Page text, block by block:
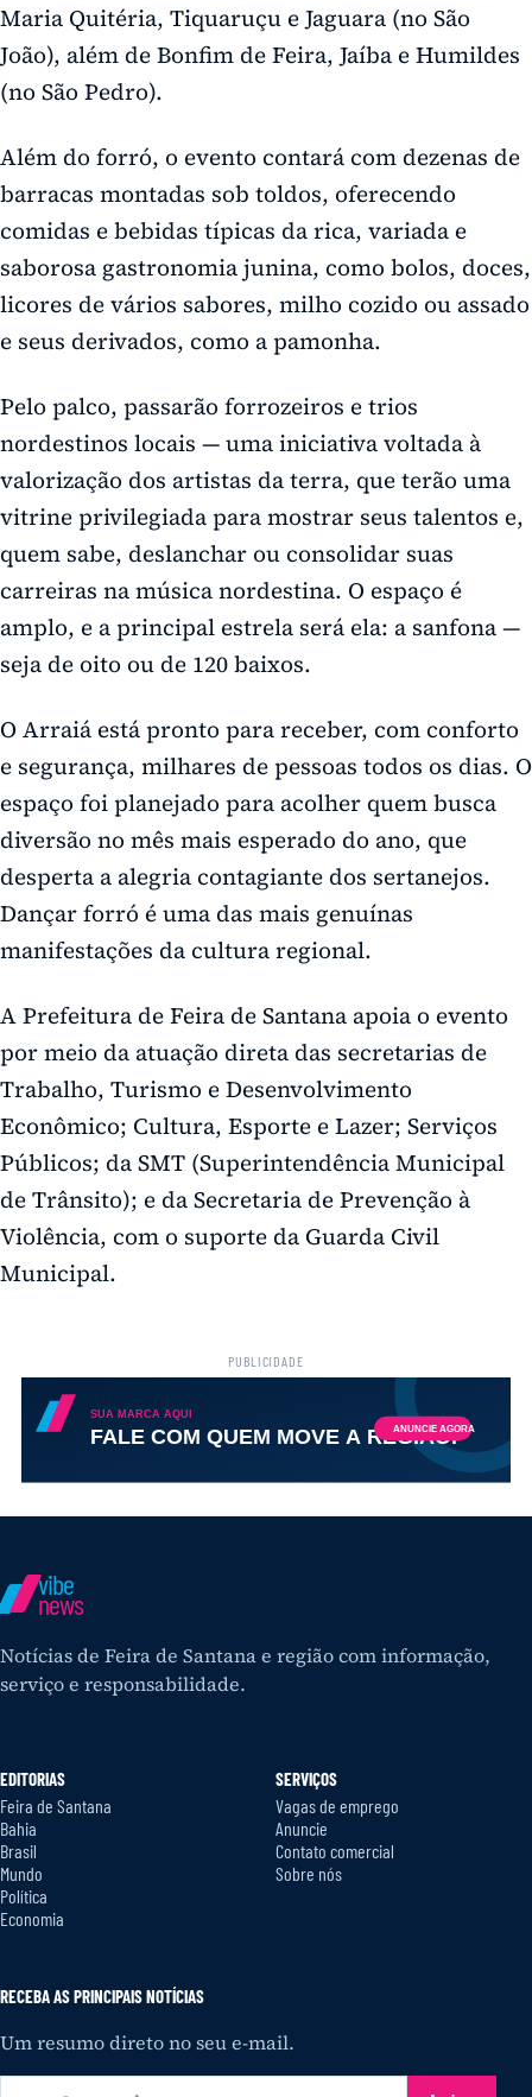
Maria Quitéria, Tiquaruçu e Jaguara (no São
João), além de Bonfim de Feira, Jaíba e Humildes
(no São Pedro).
Além do forró, o evento contará com dezenas de
barracas montadas sob toldos, oferecendo
comidas e bebidas típicas da rica, variada e
saborosa gastronomia junina, como bolos, doces,
licores de vários sabores, milho cozido ou assado
e seus derivados, como a pamonha.
Pelo palco, passarão forrozeiros e trios
nordestinos locais — uma iniciativa voltada à
valorização dos artistas da terra, que terão uma
vitrine privilegiada para mostrar seus talentos e,
quem sabe, deslanchar ou consolidar suas
carreiras na música nordestina. O espaço é
amplo, e a principal estrela será ela: a sanfona —
seja de oito ou de 120 baixos.
O Arraiá está pronto para receber, com conforto
e segurança, milhares de pessoas todos os dias. O
espaço foi planejado para acolher quem busca
diversão no mês mais esperado do ano, que
desperta a alegria contagiante dos sertanejos.
Dançar forró é uma das mais genuínas
manifestações da cultura regional.
A Prefeitura de Feira de Santana apoia o evento
por meio da atuação direta das secretarias de
Trabalho, Turismo e Desenvolvimento
Econômico; Cultura, Esporte e Lazer; Serviços
Públicos; da SMT (Superintendência Municipal
de Trânsito); e da Secretaria de Prevenção à
Violência, com o suporte da Guarda Civil
Municipal.
PUBLICIDADE
vibe
news
Notícias de Feira de Santana e região com informação,
serviço e responsabilidade.
EDITORIAS
Feira de Santana
Bahia
Brasil
Mundo
Política
Economia
SERVIÇOS
Vagas de emprego
Anuncie
Contato comercial
Sobre nós
RECEBA AS PRINCIPAIS NOTÍCIAS
Um resumo direto no seu e-mail.